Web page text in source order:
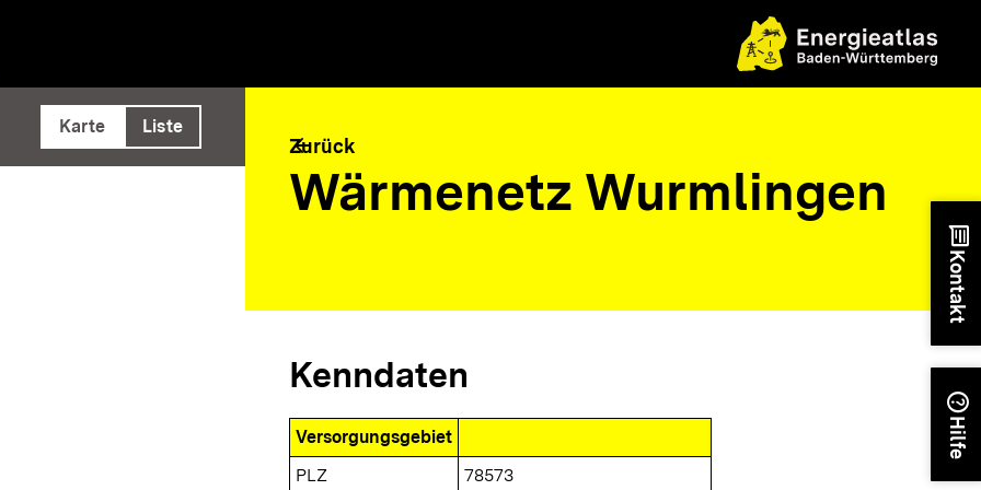
ausführen
Karte Liste
arrow_back
Zurück
Wärmenetz Wurmlingen
Kenndaten
Versorgungsgebiet
PLZ
78573
chat
Kontakt
help
Hilfe